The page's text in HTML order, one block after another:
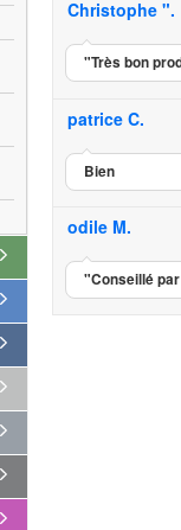
Christophe ".
"Très bon
patrice C.
Bien
odile M.
"Conseillé